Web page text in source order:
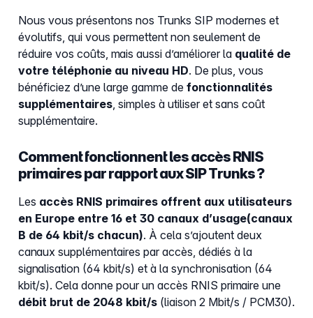
Nous vous présentons nos Trunks SIP modernes et
évolutifs, qui vous permettent non seulement de
réduire vos coûts, mais aussi d’améliorer la qualité de
votre téléphonie au niveau HD. De plus, vous
bénéficiez d’une large gamme de fonctionnalités
supplémentaires, simples à utiliser et sans coût
supplémentaire.
Comment fonctionnent les accès RNIS
primaires par rapport aux SIP Trunks ?
Les accès RNIS primaires offrent aux utilisateurs
en Europe entre 16 et 30 canaux d’usage(canaux
B de 64 kbit/s chacun). À cela s’ajoutent deux
canaux supplémentaires par accès, dédiés à la
signalisation (64 kbit/s) et à la synchronisation (64
kbit/s). Cela donne pour un accès RNIS primaire une
débit brut de 2048 kbit/s (liaison 2 Mbit/s / PCM30).